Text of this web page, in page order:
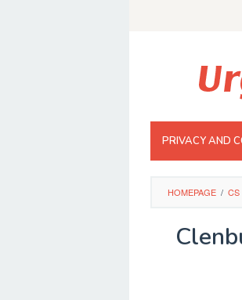
PRIVACY AND
HOMEPAGE / CS